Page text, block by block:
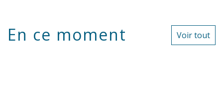
En ce moment Voir tout